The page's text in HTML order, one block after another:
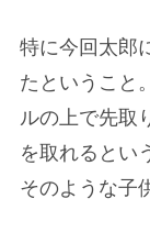
特に今回太郎
たということ
ルの上で先取
を取れるとい
そのような子